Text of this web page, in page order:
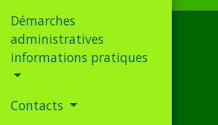
Démarches
administratives
informations pratiques
Contacts